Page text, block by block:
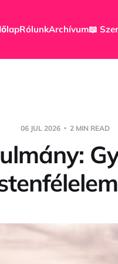
RólunkArchívum📖
06 JUL 2026 2 MIN READ